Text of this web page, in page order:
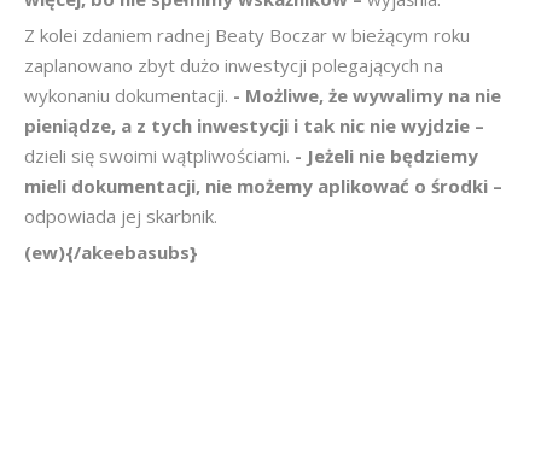
Z kolei zdaniem radnej Beaty Boczar w bieżącym roku
zaplanowano zbyt dużo inwestycji polegających na
wykonaniu dokumentacji. - Możliwe, że wywalimy na nie
pieniądze, a z tych inwestycji i tak nic nie wyjdzie –
dzieli się swoimi wątpliwościami. - Jeżeli nie będziemy
mieli dokumentacji, nie możemy aplikować o środki –
odpowiada jej skarbnik.
(ew){/akeebasubs}